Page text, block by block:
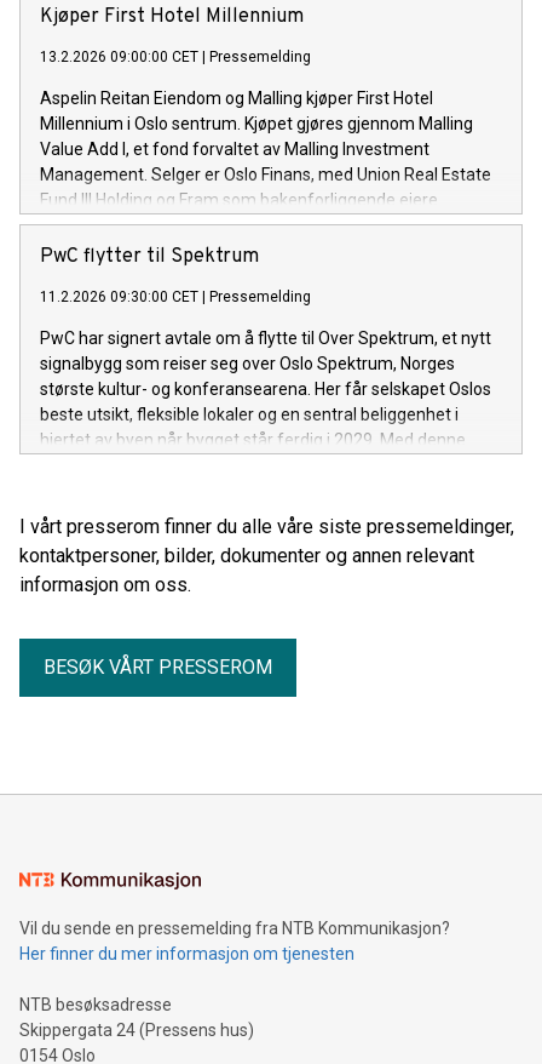
Kjøper First Hotel Millennium
13.2.2026 09:00:00 CET Pressemelding
Aspelin Reitan Eiendom og Malling kjøper First Hotel
Millennium i Oslo sentrum. Kjøpet gjøres gjennom Malling
Value Add I, et fond forvaltet av Malling Investment
Management. Selger er Oslo Finans, med Union Real Estate
Fund III Holding og Fram som bakenforliggende eiere.
PwC flytter til Spektrum
11.2.2026 09:30:00 CET Pressemelding
PwC har signert avtale om å flytte til Over Spektrum, et nytt
signalbygg som reiser seg over Oslo Spektrum, Norges
største kultur- og konferansearena. Her får selskapet Oslos
beste utsikt, fleksible lokaler og en sentral beliggenhet i
hjertet av byen når bygget står ferdig i 2029. Med denne
I vårt presserom finner du alle våre siste pressemeldinger,
kontaktpersoner, bilder, dokumenter og annen relevant
informasjon om oss.
BESØK VÅRT PRESSEROM
Vil du sende en pressemelding fra NTB Kommunikasjon?
Her finner du mer informasjon om tjenesten
NTB besøksadresse
Skippergata 24 (Pressens hus)
0154 Oslo